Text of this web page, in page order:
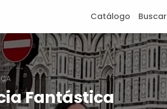
Catálogo Buscar
Fantástica